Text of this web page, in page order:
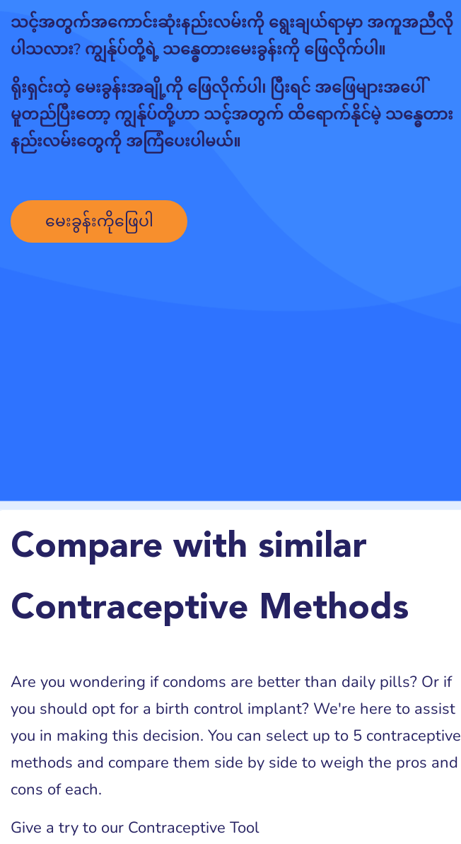
သင့်အတွက်အကောင်းဆုံးနည်းလမ်းကို ရွေးချယ်ရာမှာ အကူအညီလို
ပါသလား?​ ကျွန်ုပ်တို့ရဲ့ သန္ဓေတားမေးခွန်းကို ဖြေလိုက်ပါ။
ရိုးရှင်းတဲ့ မေးခွန်းအချို့ကို ဖြေလိုက်ပါ၊ ပြီးရင် အဖြေများအပေါ်
မူတည်ပြီးတော့ ကျွန်ုပ်တို့ဟာ သင့်အတွက် ထိရောက်နိုင်မဲ့ သန္ဓေတား
နည်းလမ်းတွေကို အကြံပေးပါမယ်။
မေးခွန်းကိုဖြေပါ
Compare with similar
Contraceptive Methods
Are you wondering if condoms are better than daily pills? Or if
you should opt for a birth control implant? We're here to assist
you in making this decision. You can select up to 5 contraceptive
methods and compare them side by side to weigh the pros and
cons of each.
Give a try to our Contraceptive Tool